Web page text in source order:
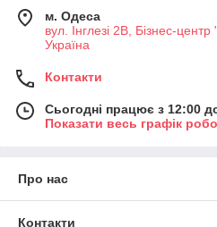
м. Одеса
вул. Інглезі 2В, Бізнес-
Україна
Контакти
Сьогодні працює з 12:00
Показати весь графік
Про нас
Контакти